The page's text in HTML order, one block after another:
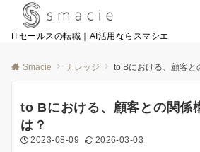
ITセールスの転職｜AI活用ならスマシエ
Smacie ナレッジ to Bにおける、顧客と
to Bにおける、顧客との関係
は？
2023-08-09 2026-03-03